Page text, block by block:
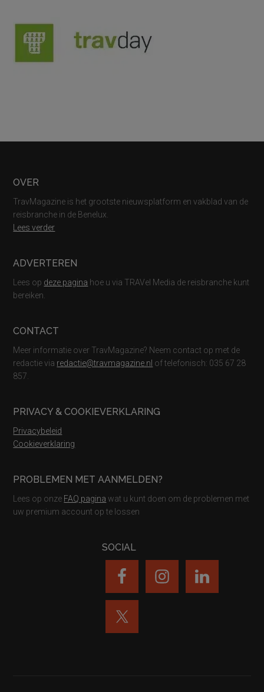
Footer
OVER
TravMagazine is het grootste nieuwsplatform en vakblad van de
reisbranche in de Benelux.
Lees verder
ADVERTEREN
Lees op deze pagina hoe u via TRAVel Media de reisbranche kunt
bereiken.
CONTACT
Meer informatie over TravMagazine? Neem contact op met de
redactie via redactie@travmagazine.nl of telefonisch: 035 67 28
857.
PRIVACY & COOKIEVERKLARING
Privacybeleid
Cookieverklaring
PROBLEMEN MET AANMELDEN?
Lees op onze FAQ pagina wat u kunt doen om de problemen met
uw premium account op te lossen
SOCIAL